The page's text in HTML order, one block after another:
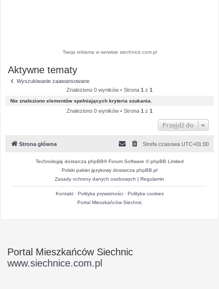
Twoja reklama w serwisie siechnice.com.pl
Aktywne tematy
Wyszukiwanie zaawansowane
Znaleziono 0 wyników • Strona 1 z 1
Nie znaleziono elementów spełniających kryteria szukania.
Znaleziono 0 wyników • Strona 1 z 1
Przejdź do
Strona główna Strefa czasowa UTC+01:00
Technologię dostarcza phpBB® Forum Software © phpBB Limited
Polski pakiet językowy dostarcza phpBB.pl
Zasady ochrony danych osobowych | Regulamin
Kontakt· Polityka prywatności· Polityka cookies
Portal Mieszkańców Siechnic
Portal Mieszkańców Siechnic
www.siechnice.com.pl